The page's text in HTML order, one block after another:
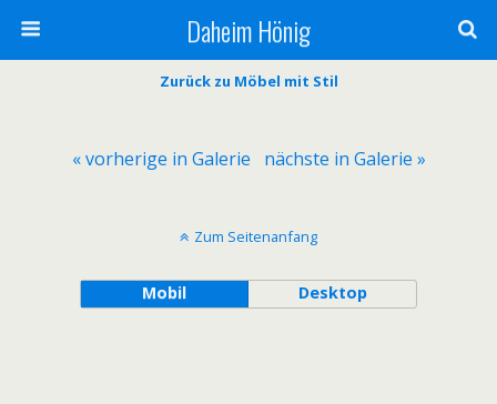
Daheim Hönig
Zurück zu Möbel mit Stil
« vorherige in Galerie nächste in Galerie »
Zum Seitenanfang
Mobil Desktop